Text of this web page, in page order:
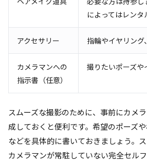
によってはレンタ
アクセサリー 指輪やイヤリン
カメラマンへの
指示書（任意）
撮りたいポーズ
スムーズな撮影のために、事前にカメ
成しておくと便利です。希望のポーズ
などを具体的に書いておきましょう。ス
カメラマンが常駐していない完全セル